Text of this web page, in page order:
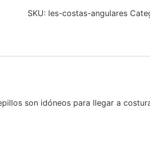
SKU: les-costas-angulares
son idóneos para llegar a